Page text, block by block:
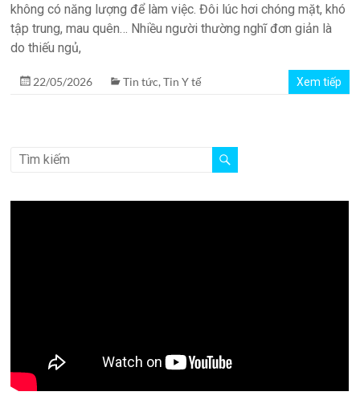
không có năng lượng để làm việc. Đôi lúc hơi chóng mặt, khó
tập trung, mau quên… Nhiều người thường nghĩ đơn giản là
do thiếu ngủ,
22/05/2026 Tin tức,Tin Y tế Xem tiếp